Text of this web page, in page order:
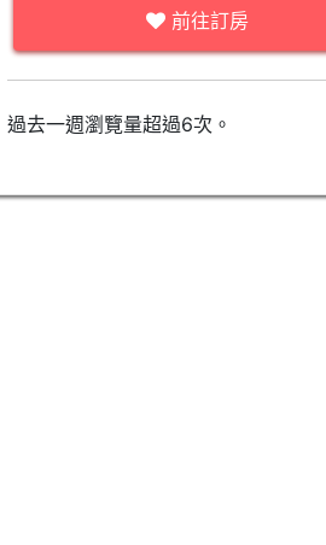
前往訂房
過去一週瀏覽量超過6次。